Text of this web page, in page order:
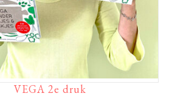
VEGA 2e druk